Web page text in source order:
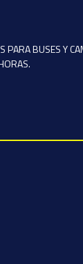
PARA BUSES Y